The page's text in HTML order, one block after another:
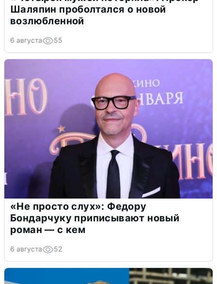
Шаляпин проболтался о новой
возлюбленной
6 августа 55
«Не просто слух»: Федору
Бондарчуку приписывают новый
роман — с кем
6 августа 52